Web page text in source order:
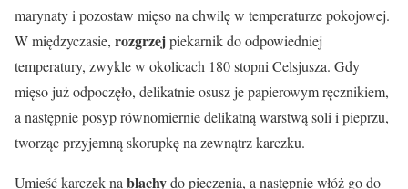
marynaty i pozostaw mięso na chwilę w temperaturze pokojowej.
W międzyczasie, rozgrzejpiekarnik do odpowiedniej
temperatury, zwykle w okolicach 180 stopni Celsjusza. Gdy
mięso już odpoczęło, delikatnie osusz je papierowym ręcznikiem,
a następnie posyp równomiernie delikatną warstwą soli i pieprzu,
tworząc przyjemną skorupkę na zewnątrz karczku.
Umieść karczek na blachydo pieczenia, a następnie włóż go do